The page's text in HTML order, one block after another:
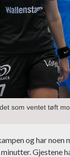
som ventet tøft
og har noen
Gjestene